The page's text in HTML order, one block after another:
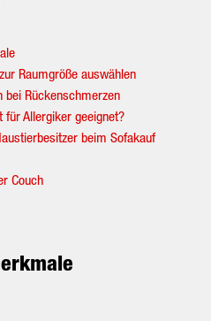
Raumgröße auswählen
bei Rückenschmerzen
für Allergiker geeignet?
beim Sofakauf
Couch